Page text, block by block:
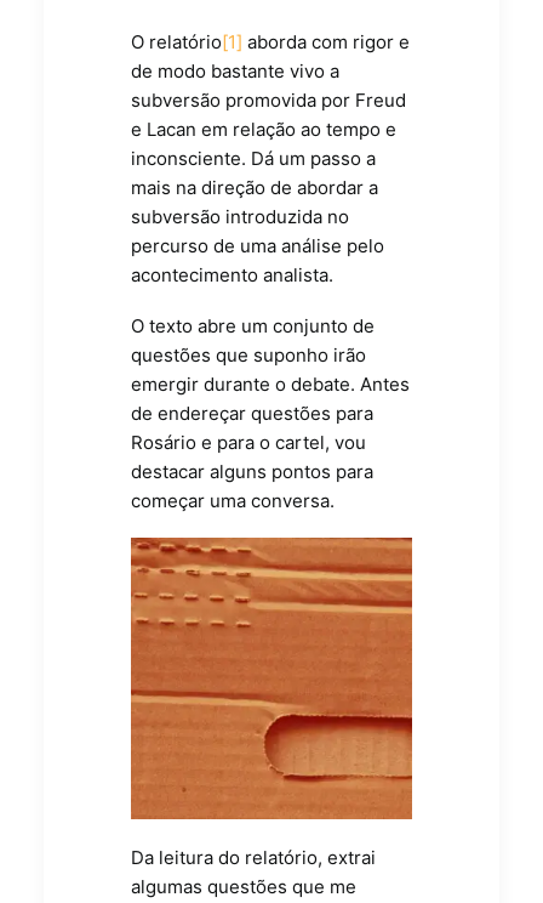
O relatório[1] aborda com rigor e
de modo bastante vivo a
subversão promovida por Freud
e Lacan em relação ao tempo e
inconsciente. Dá um passo a
mais na direção de abordar a
subversão introduzida no
percurso de uma análise pelo
acontecimento analista.
O texto abre um conjunto de
questões que suponho irão
emergir durante o debate. Antes
de endereçar questões para
Rosário e para o cartel, vou
destacar alguns pontos para
começar uma conversa.
Da leitura do relatório, extrai
algumas questões que me